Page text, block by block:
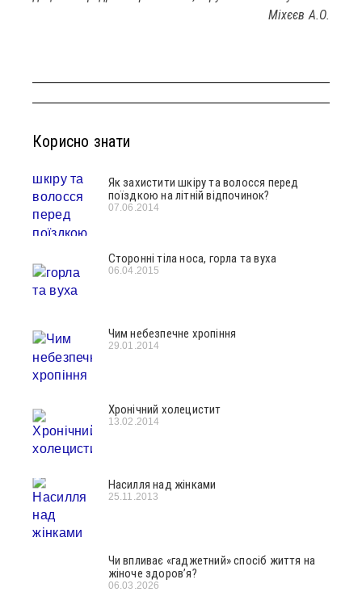
Міхєєв А.О.
Корисно знати
Як захистити шкіру та волосся перед
поїздкою на літній відпочинок?
07.06.2014
Сторонні тіла носа, горла та вуха
06.04.2015
Чим небезпечне хропіння
29.01.2014
Хронічний холецистит
13.02.2014
Насилля над жінками
25.11.2013
Чи впливає «гаджетний» спосіб життя на
жіноче здоров’я?
06.03.2026